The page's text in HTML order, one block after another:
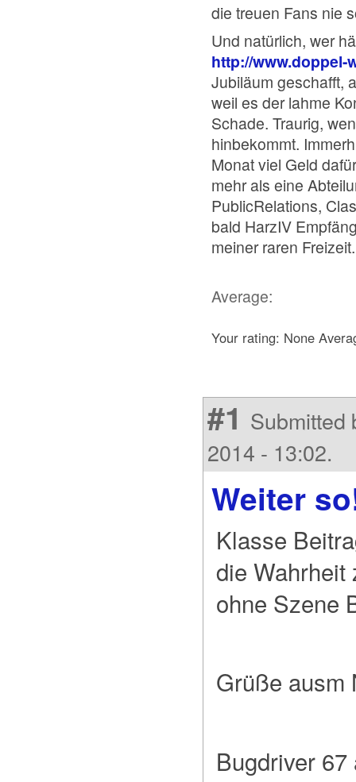
die treuen Fans nie
Und natürlich, wer
http://www.doppel-
Jubiläum geschafft,
weil es der lahme
Schade. Traurig,
hinbekommt.
Monat viel Geld
mehr als eine
PublicRelations,
bald HarzIV
meiner raren Freizeit.
Average:
Your rating: None
#1 Submitted
2014 - 13:02.
Weiter
Klasse
die Wahrheit
ohne Szene
Grüße ausm
Bugdriver